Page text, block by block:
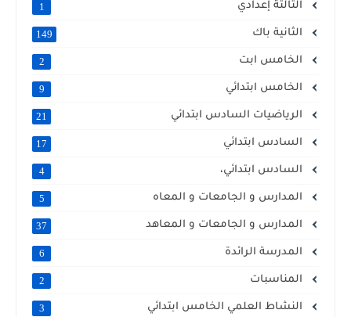
الثالثة إعدادي 1
الثانية باك 149
الخامس ابت 2
الخامس ابتدائي 9
الرياضيات السادس ابتدائي 21
السادس ابتدائي 17
السادس ابتدائي، 4
المدارس و الجامعات و المعاه 5
المدارس و الجامعات و المعاهد 37
المدرسة الرائدة 6
المناسبات 2
النشاط العلمي الخامس ابتدائي 3